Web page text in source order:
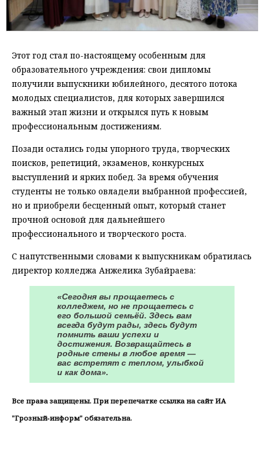
Этот год стал по-настоящему особенным для
образовательного учреждения: свои дипломы
получили выпускники юбилейного, десятого потока
молодых специалистов, для которых завершился
важный этап жизни и открылся путь к новым
профессиональным достижениям.
Позади остались годы упорного труда, творческих
поисков, репетиций, экзаменов, конкурсных
выступлений и ярких побед. За время обучения
студенты не только овладели выбранной профессией,
но и приобрели бесценный опыт, который станет
прочной основой для дальнейшего
профессионального и творческого роста.
С напутственными словами к выпускникам обратилась
директор колледжа Анжелика Зубайраева:
«Сегодня вы прощаетесь с
колледжем, но не прощаетесь с
его большой семьёй. Здесь вам
всегда будут рады, здесь будут
помнить ваши успехи и
достижения. Возвращайтесь в
родные стены в любое время —
вас встретят с теплом, улыбкой
и как дома».
Все права защищены. При перепечатке ссылка на сайт ИА
"Грозный-информ" обязательна.